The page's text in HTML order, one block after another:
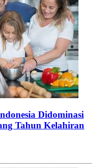
Didominasi
Tahun Kelahiran